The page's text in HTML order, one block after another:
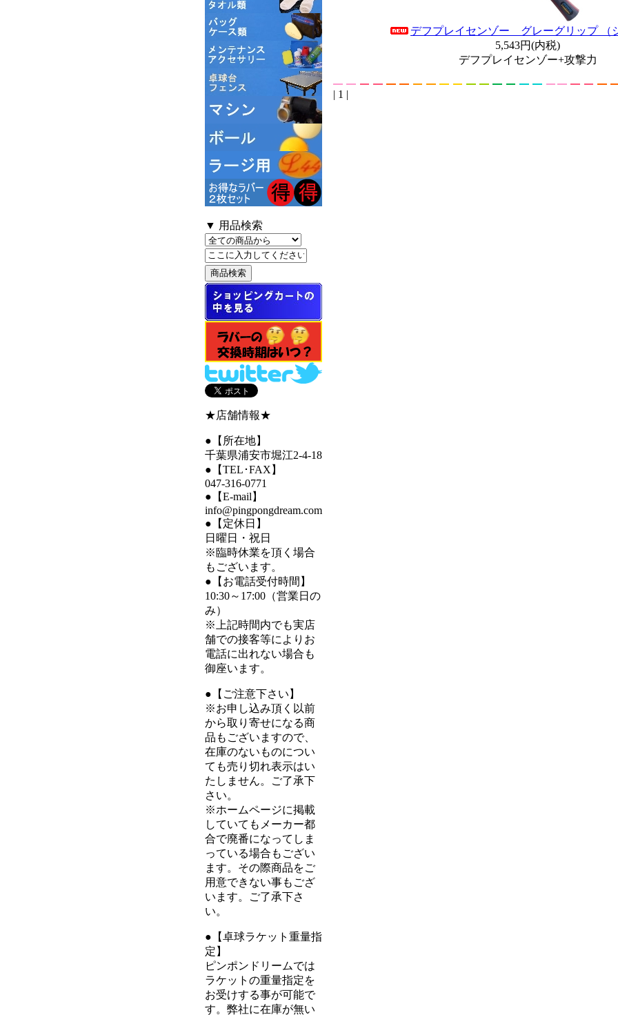
▼ 用品検索
★店舗情報★
●【所在地】
千葉県浦安市堀江2-4-18
●【TEL･FAX】
047-316-0771
●【E-mail】
info@pingpongdream.com
●【定休日】
日曜日・祝日
※臨時休業を頂く場合
もございます。
●【お電話受付時間】
10:30～17:00（営業日の
み）
※上記時間内でも実店
舗での接客等によりお
電話に出れない場合も
御座います。
●【ご注意下さい】
※お申し込み頂く以前
から取り寄せになる商
品もございますので、
在庫のないものについ
ても売り切れ表示はい
たしません。ご了承下
さい。
※ホームページに掲載
していてもメーカー都
合で廃番になってしま
っている場合もござい
ます。その際商品をご
用意できない事もござ
います。ご了承下さ
い。
●【卓球ラケット重量指
定】
ピンポンドリームでは
ラケットの重量指定を
お受けする事が可能で
す。弊社に在庫が無い
デフプレイセンゾー グレーグリップ （
5,543円(内税)
デフプレイセンゾー+攻撃力
| 1 |